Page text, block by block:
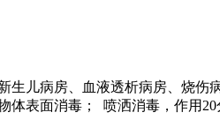
儿病房、血液透析病房、烧伤
表面消毒； 喷洒消毒，作用20